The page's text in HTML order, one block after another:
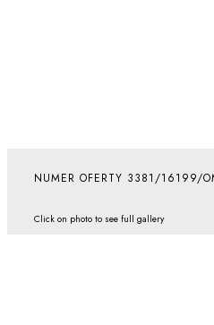
NUMER OFERTY 3381/16199/
Click on photo to see full gallery